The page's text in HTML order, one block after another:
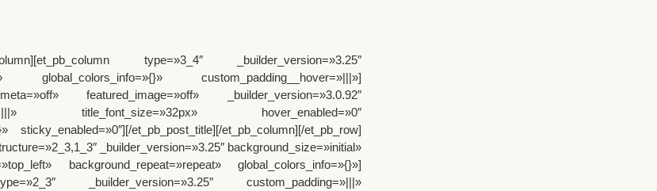
type=»3_4″ _builder_version=»3.25″
global_colors_info=»{}» custom_padding__hover=»|||»]
featured_image=»off» _builder_version=»3.0.92″
title_font_size=»32px» hover_enabled=»0″
sticky_enabled=»0″][/et_pb_post_title][/et_pb_column][/et_pb_row]
_builder_version=»3.25″ background_size=»initial»
background_repeat=»repeat» global_colors_info=»{}»]
_builder_version=»3.25″ custom_padding=»|||»